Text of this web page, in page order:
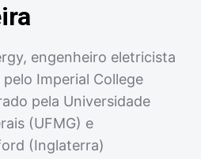
engenheiro eletricista
Imperial College
pela Universidade
(UFMG) e
(Inglaterra)